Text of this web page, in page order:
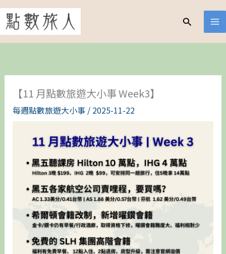
跳
至
主
搜
【11 月點數旅遊大小事 Week3】
每週點數旅遊大小事/ 2025-11-22